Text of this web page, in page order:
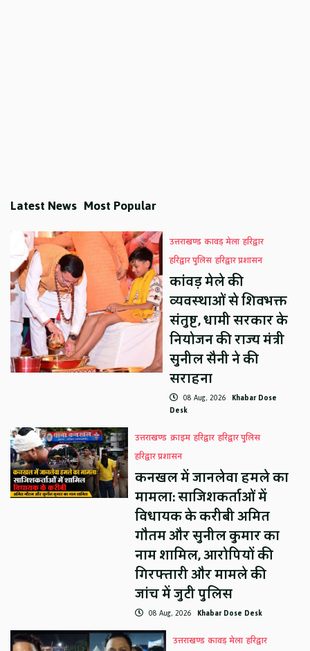
Latest News Most Popular
उत्तराखण्ड कावड़ मेला हरिद्वार
हरिद्वार पुलिस हरिद्वार प्रशासन
कांवड़ मेले की
व्यवस्थाओं से शिवभक्त
संतुष्ट, धामी सरकार के
नियोजन की राज्य मंत्री
सुनील सैनी ने की
सराहना
08 Aug, 2026 Khabar Dose
Desk
उत्तराखण्ड क्राइम हरिद्वार हरिद्वार पुलिस
हरिद्वार प्रशासन
कनखल में जानलेवा हमले का
मामला: साजिशकर्ताओं में
विधायक के करीबी अमित
गौतम और सुनील कुमार का
नाम शामिल, आरोपियों की
गिरफ्तारी और मामले की
जांच में जुटी पुलिस
08 Aug, 2026 Khabar Dose Desk
उत्तराखण्ड कावड़ मेला हरिद्वार